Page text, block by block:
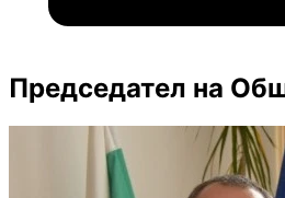
Председател на